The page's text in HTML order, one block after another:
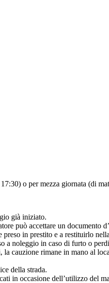
o per mezza giornata (di
già iniziato.
può accettare un documento
in prestito e a restituirlo
a noleggio in caso di furto o
cauzione rimane in mano al
della strada.
in occasione dell’utilizzo del